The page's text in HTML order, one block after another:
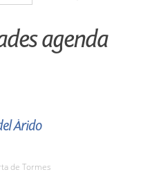
agenda
Árido
de Tormes